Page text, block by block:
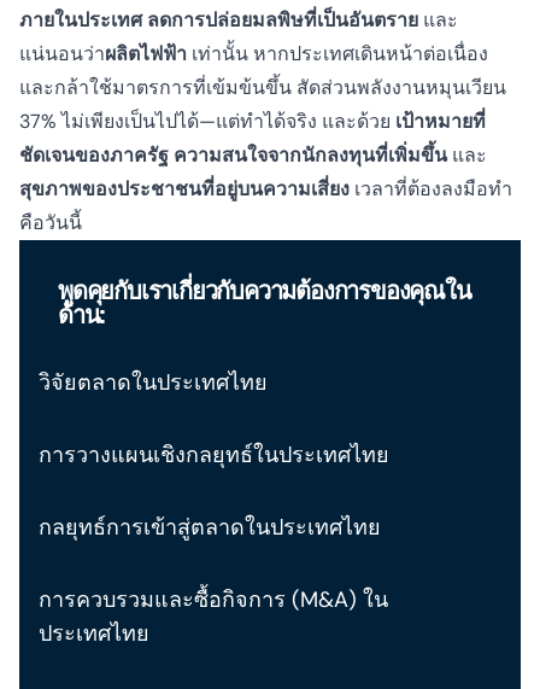
ภายในประเทศ ลดการปล่อยมลพิษที่เป็นอันตราย และ
แน่นอนว่าผลิตไฟฟ้า เท่านั้น หากประเทศเดินหน้าต่อเนื่อง
และกล้าใช้มาตรการที่เข้มข้นขึ้น สัดส่วนพลังงานหมุนเวียน
37% ไม่เพียงเป็นไปได้—แต่ทำได้จริง และด้วย เป้าหมายที่
ชัดเจนของภาครัฐ ความสนใจจากนักลงทุนที่เพิ่มขึ้นและ
สุขภาพของประชาชนที่อยู่บนความเสี่ยง เวลาที่ต้องลงมือทำ
คือวันนี้
พูดคุยกับเราเกี่ยวกับความต้องการของคุณใน
ด้าน:
วิจัยตลาดในประเทศไทย
การวางแผนเชิงกลยุทธ์ในประเทศไทย
กลยุทธ์การเข้าสู่ตลาดในประเทศไทย
การควบรวมและซื้อกิจการ (M&A) ใน
ประเทศไทย